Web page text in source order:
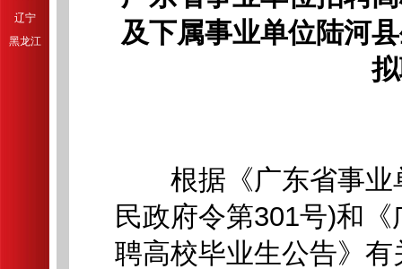
辽宁
黑龙江
及下属事业单位陆河
根据《广东省事业
民政府令第301号)和
聘高校毕业生公告》